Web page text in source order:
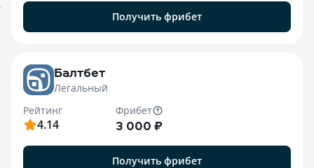
Получить фрибет
Балтбет
Легальный
Рейтинг
4.14
Фрибет
3 000 ₽
Получить фрибет